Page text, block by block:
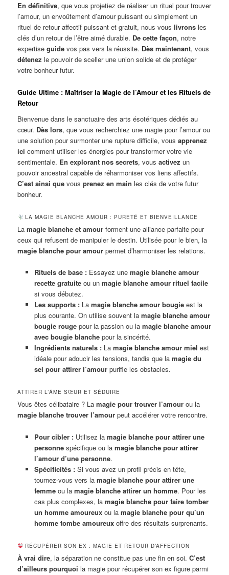
En définitive, que vous projetiez de réaliser un rituel pour trouver
l’amour, un envoûtement d’amour puissant ou simplement un
rituel de retour affectif puissant et gratuit, nous vouslivrons les
clés d’un retour de l’être aimé durable. De cette façon, notre
expertiseguide vos pas vers la réussite. Dès maintenant, vous
détenez le pouvoir de sceller une union solide et de protéger
votre bonheur futur.
Guide Ultime : Maîtriser la Magie de l’Amour et les Rituels de
Retour
Bienvenue dans le sanctuaire des arts ésotériques dédiés au
cœur. Dès lors, que vous recherchiez une magie pour l’amour ou
une solution pour surmonter une rupture difficile, vousapprenez
ici comment utiliser les énergies pour transformer votre vie
sentimentale. En explorant nos secrets, vousactivez un
pouvoir ancestral capable de réharmoniser vos liens affectifs.
C’est ainsi que vousprenez en main les clés de votre futur
bonheur.
LA MAGIE BLANCHE AMOUR : PURETÉ ET BIENVEILLANCE
Lamagie blanche et amour forment une alliance parfaite pour
ceux qui refusent de manipuler le destin. Utilisée pour le bien, la
magie blanche pour amour permet d’harmoniser les relations.
Rituels de base :Essayez une magie blanche amour
recette gratuiteou un magie blanche amour rituel facile
si vous débutez.
Les supports :La magie blanche amour bougieest la
plus courante. On utilise souvent la magie blanche amour
bougie rougepour la passion ou la magie blanche amour
avec bougie blanchepour la sincérité.
Ingrédients naturels :La magie blanche amour miel est
idéale pour adoucir les tensions, tandis que la magie du
sel pour attirer l’amourpurifie les obstacles.
ATTIRER L’ÂME SŒUR ET SÉDUIRE
Vous êtes célibataire ? Lamagie pour trouver l’amour ou la
magie blanche trouver l’amour peut accélérer votre rencontre.
Pour cibler :Utilisez la magie blanche pour attirer une
personnespécifique ou la magie blanche pour attirer
l’amour d’une personne.
Spécificités :Si vous avez un profil précis en tête,
tournez-vous vers la magie blanche pour attirer une
femmeou la magie blanche attirer un homme. Pour les
cas plus complexes, la magie blanche pour faire tomber
un homme amoureuxou la magie blanche pour qu’un
homme tombe amoureuxoffre des résultats surprenants.
RÉCUPÉRER SON EX : MAGIE ET RETOUR D’AFFECTION
À vrai dire, la séparation ne constitue pas une fin en soi.C’est
d’ailleurs pourquoi la magie pour récupérer son ex figure parmi